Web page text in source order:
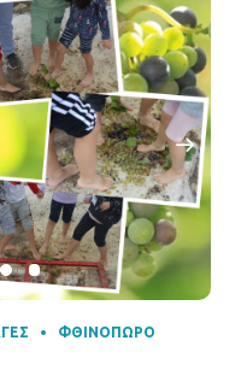
ΦΘΙΝΌΠΩΡΟ